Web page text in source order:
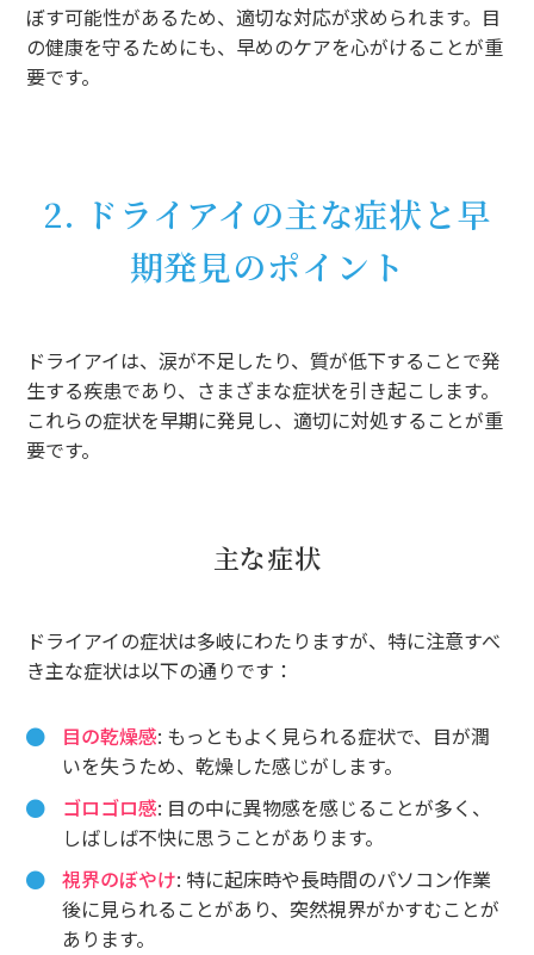
ぼす可能性があるため、適切な対応が求められます。目
の健康を守るためにも、早めのケアを心がけることが重
要です。
2. ドライアイの主な症状と早
期発見のポイント
ドライアイは、涙が不足したり、質が低下することで発
生する疾患であり、さまざまな症状を引き起こします。
これらの症状を早期に発見し、適切に対処することが重
要です。
主な症状
ドライアイの症状は多岐にわたりますが、特に注意すべ
き主な症状は以下の通りです：
目の乾燥感: もっともよく見られる症状で、目が潤
いを失うため、乾燥した感じがします。
ゴロゴロ感: 目の中に異物感を感じることが多く、
しばしば不快に思うことがあります。
視界のぼやけ: 特に起床時や長時間のパソコン作業
後に見られることがあり、突然視界がかすむことが
あります。